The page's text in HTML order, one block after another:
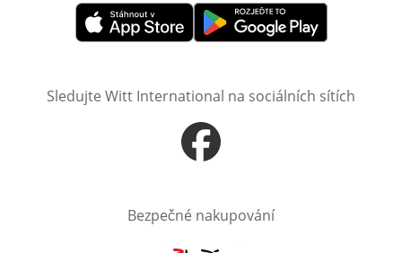
Otevře v novém okněOtevře v novém okně
Sledujte Witt International na sociálních sítích
Otevře v novém okně
Bezpečné nakupování